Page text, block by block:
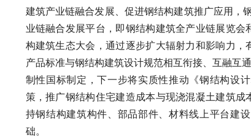
建筑产业链融合发展、促进钢结构建筑推广应用，
业链融合发展平台，即钢结构建筑全产业链展览
构建筑生态大会，通过逐步扩大辐射力和影响力
产品标准与钢结构建筑设计规范相互衔接、互融互
制性国标制定，下一步将实质性推动《钢结构设
策，推广钢结构住宅建造成本与现浇混凝土建筑
持钢结构建筑构件、部品部件、材料线上平台建
础。